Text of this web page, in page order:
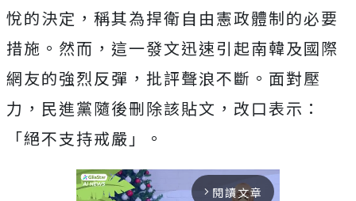
悅的決定，稱其為捍衛自由憲政體制的必要
措施。然而，這一發文迅速引起南韓及國際
網友的強烈反彈，批評聲浪不斷。面對壓
力，民進黨隨後刪除該貼文，改口表示：
「絕不支持戒嚴」。
arrow_forward_ios 閱讀文章